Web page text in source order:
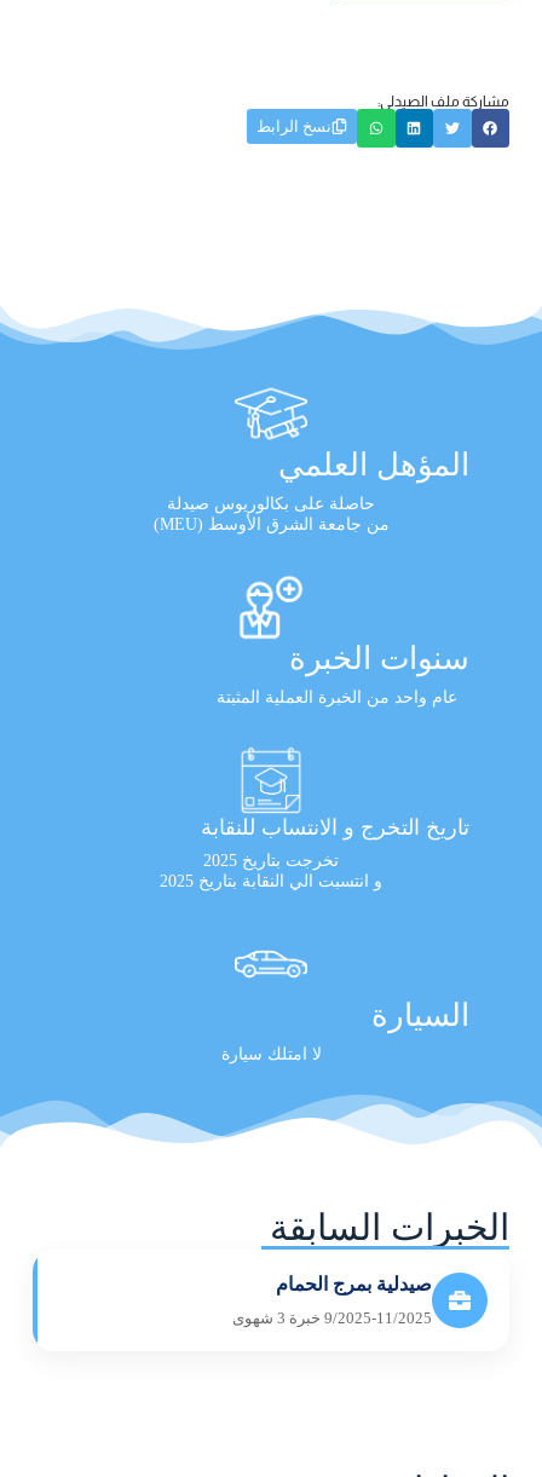
مشاركة ملف الصيدلي:
نسخ الرابط
المؤهل العلمي
حاصلة على بكالوريوس صيدلة
من جامعة الشرق الأوسط (MEU)
سنوات الخبرة
عام واحد من الخبرة العملية المثبتة
تاريخ التخرج و الانتساب للنقابة
تخرجت بتاريخ 2025
و انتسبت الي النقابة بتاريخ 2025
السيارة
لا امتلك سيارة
الخبرات السابقة
صيدلية بمرج الحمام
9/2025-11/2025 خبرة 3 شهوى